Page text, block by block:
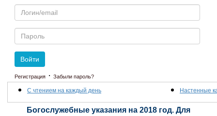
Email
Пароль
Войти
Регистрация · Забыли пароль?
С чтением на каждый день Настенные
Богослужебные указания на 2018 год. Для